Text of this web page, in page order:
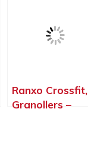
Ranxo Crossfit,
Granollers –